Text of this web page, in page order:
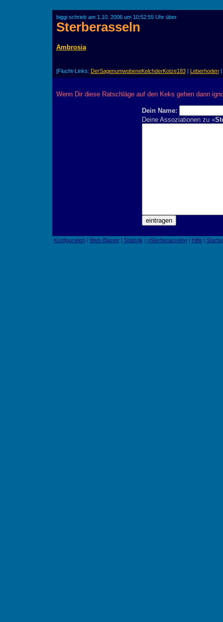
biggi schrieb am 1.10. 2006 um 10:52:55 Uhr über
Sterberasseln
Ambrosia
[Flucht-Links: DerSagenumwobeneKelchderKotze183| Leberhoden|
Wenn Dir diese Ratschläge auf den Keks gehen dann
Dein Name:
Deine Assoziationen zu »
Konfiguration| Web-Blaster| Statistik | »Sterberasseln«| Hilfe|